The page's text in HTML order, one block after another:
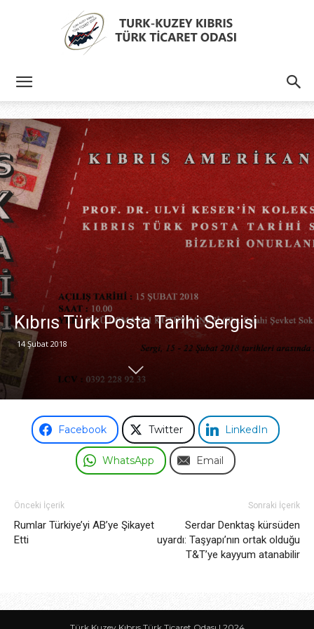
Kıbrıs
Türk
Odası
Kıbrıs Türk Posta Tarihi Sergisi
14 Şubat 2018
Facebook Twitter LinkedIn
WhatsApp Email
Önceki İçerik
Rumlar Türkiye’yi AB’ye Şikayet
Etti
Sonraki İçerik
Serdar Denktaş kürsüden
uyardı: Taşyapı’nın ortak olduğu
T&T’ye kayyum atanabilir